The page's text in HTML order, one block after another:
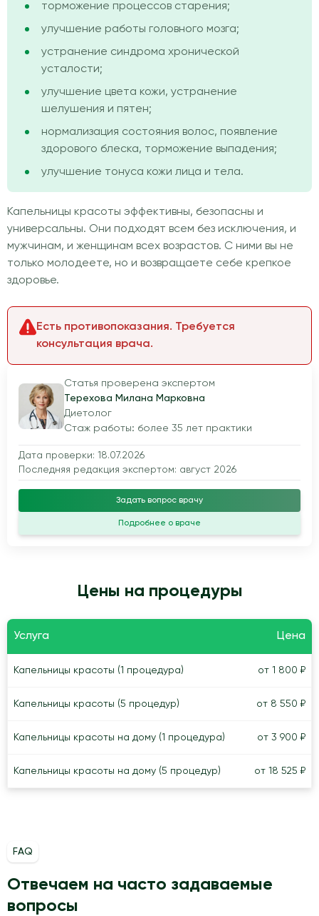
торможение процессов старения;
улучшение работы головного мозга;
устранение синдрома хронической
усталости;
улучшение цвета кожи, устранение
шелушения и пятен;
нормализация состояния волос, появление
здорового блеска, торможение выпадения;
улучшение тонуса кожи лица и тела.
Капельницы красоты эффективны, безопасны и
универсальны. Они подходят всем без исключения, и
мужчинам, и женщинам всех возрастов. С ними вы не
только молодеете, но и возвращаете себе крепкое
здоровье.
Статья проверена экспертом
Терехова Милана Марковна
Диетолог
Стаж работы: более 35 лет практики
Дата проверки: 18.07.2026
Последняя редакция экспертом: август 2026
Задать вопрос врачу
Подробнее о враче
Есть противопоказания. Требуется
консультация врача.
Цены на процедуры
Услуга Цена
Капельницы красоты (1 процедура) от 1 800 ₽
Капельницы красоты (5 процедур) от 8 550 ₽
Капельницы красоты на дому (1 процедура) от 3 900 ₽
Капельницы красоты на дому (5 процедур) от 18 525 ₽
FAQ
Отвечаем на часто задаваемые
вопросы